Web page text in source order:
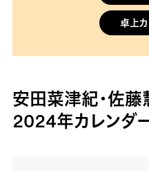
卓上
安田菜津紀・佐
2024年カレンダ